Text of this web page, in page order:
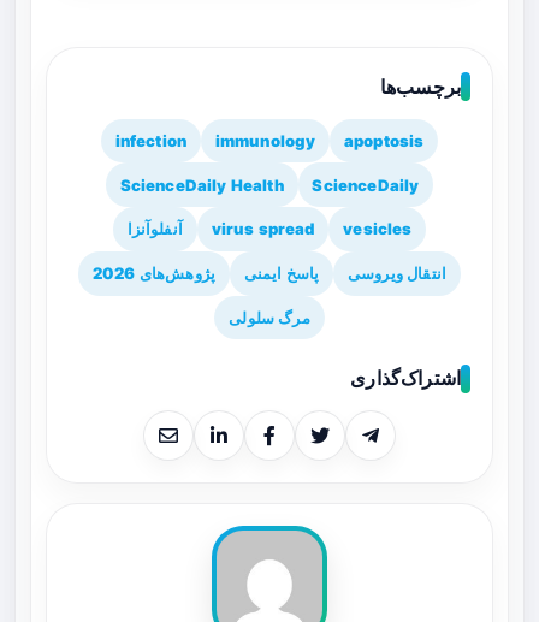
برچسب‌ها
apoptosis
immunology
infection
ScienceDaily
ScienceDaily Health
vesicles
virus spread آنفلوآنزا
انتقال ویروسی پاسخ ایمنی پژوهش‌های 2026
مرگ سلولی
اشتراک‌گذاری